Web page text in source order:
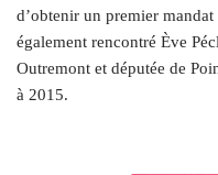
d’obtenir un premier
également rencontré Ève
Outremont et députée de
à 2015.